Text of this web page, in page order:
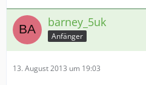
barney_5uk
Anfänger
13. August 2013 um 19:03